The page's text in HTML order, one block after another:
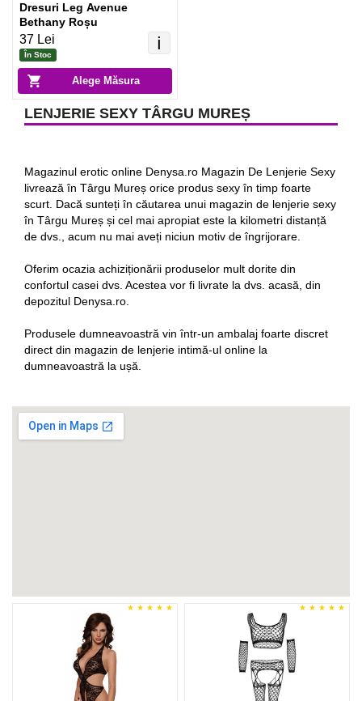
Alege Măsura
ℹ️
Dresuri Leg Avenue
Bethany Roșu
37 Lei
În Stoc
LENJERIE SEXY TÂRGU MUREȘ
Magazinul erotic online Denysa.ro Magazin De Lenjerie Sexy
livrează în Târgu Mureș orice produs sexy în timp foarte
scurt. Dacă sunteți în căutarea unui magazin de lenjerie sexy
în Târgu Mureș și cel mai apropiat este la kilometri distanță
de dvs., acum nu mai aveți niciun motiv de îngrijorare.
Oferim ocazia achiziționării produselor mult dorite din
confortul casei dvs. Acestea vor fi livrate la dvs. acasă, din
depozitul Denysa.ro.
Produsele dumneavoastră vin într-un ambalaj foarte discret
direct din magazin de lenjerie intimă-ul online la
dumneavoastră la ușă.